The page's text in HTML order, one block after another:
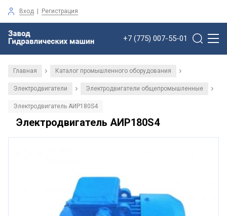
Вход | Регистрация
+7 (775) 007-55-01
Главная / Каталог промышленного оборудования /
Электродвигатели / Электродвигатели общепромышленные /
Электродвигатель АИР180S4
Электродвигатель АИР180S4